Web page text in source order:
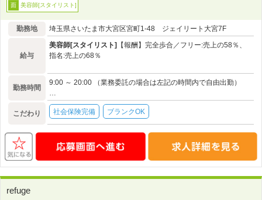
面 美容師[スタイリスト]
勤務地 埼玉県さいたま市大宮区宮町1-48 ジェイリート大宮7F
給与
美容師[スタイリスト]
【報酬】完全歩合／フリー:売上の58％、
指名:売上の68％
勤務時間
9:00 ～ 20:00 （業務委託の場合は左記の時間内で自由出勤）
…
こだわり 社会保険完備 ブランクOK
refuge